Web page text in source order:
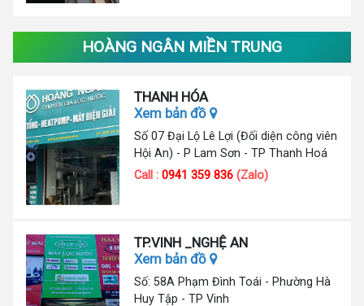
HOÀNG NGÂN MIỀN TRUNG
THANH HÓA
Xem bản đồ
Số 07 Đại Lộ Lê Lợi (Đối diện công viên
Hội An) - P Lam Sơn - TP Thanh Hoá
Call :0941 359 836 (Zalo)
TP.VINH _NGHỆ AN
Xem bản đồ
Số: 58A Phạm Đình Toái - Phường Hà
Huy Tập - TP Vinh